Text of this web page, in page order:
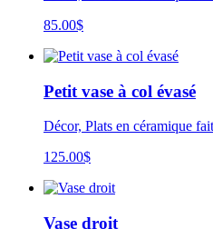
85.00$
Petit vase à col évasé
Décor, Plats en céramique
125.00$
Vase droit